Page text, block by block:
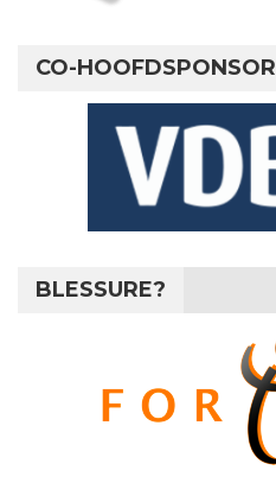
CO-HOOFDSPONSOR
BLESSURE?